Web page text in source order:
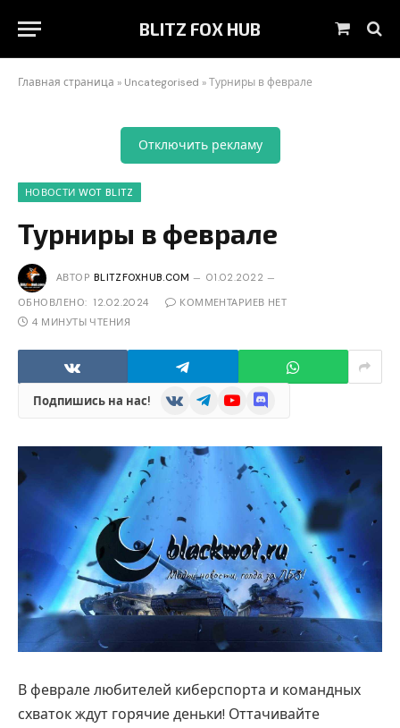
BLITZ FOX HUB Корзина
Главная страница » Uncategorised »Турниры в феврале
Отключить рекламу
НОВОСТИ WOT BLITZ
Турниры в феврале
АВТОР BLITZFOXHUB.COM 01.02.2022
ОБНОВЛЕНО: 12.02.2024
КОММЕНТАРИЕВ НЕТ
4 МИНУТЫ ЧТЕНИЯ
Подпишись на нас! VKontakteTelegramYouTubeDiscord
В феврале любителей киберспорта и командных
схваток ждут горячие деньки! Оттачивайте